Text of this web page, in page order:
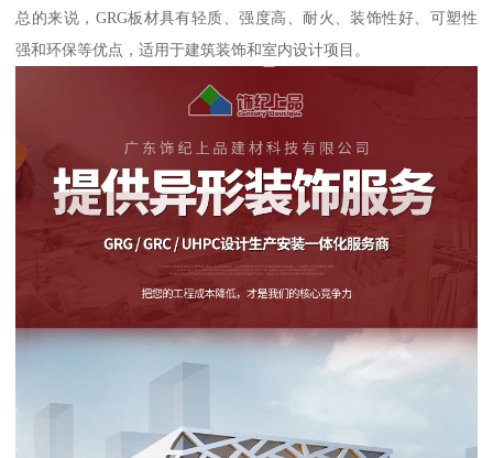
总的来说，GRG板材具有轻质、强度高、耐火、装饰性好、可塑性
强和环保等优点，适用于建筑装饰和室内设计项目。